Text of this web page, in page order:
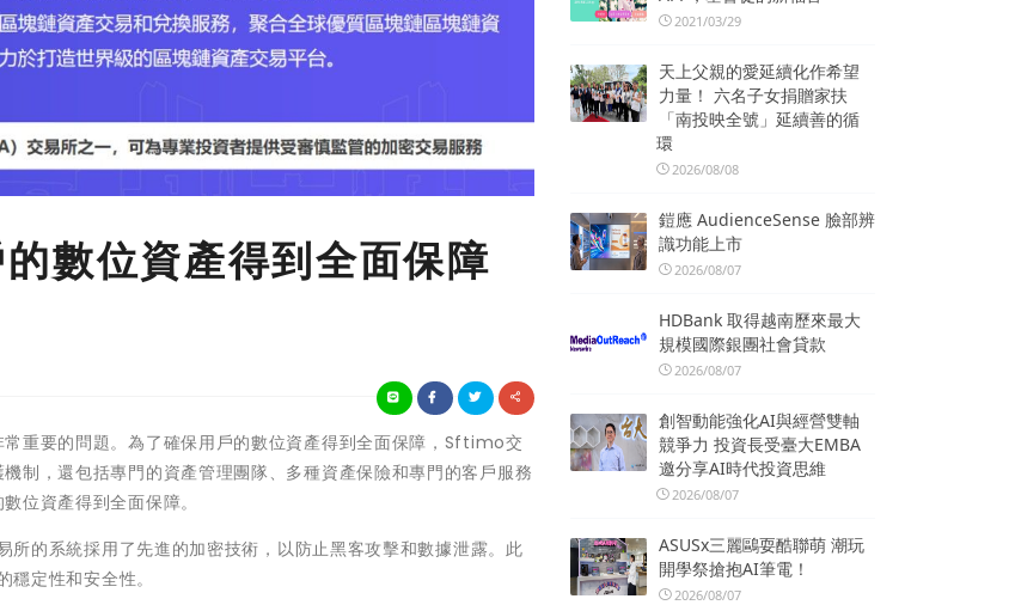
數位資產得到全面保障
重要的問題。為了確保用戶的數位資產得到全面保障，Sftimo交
制，還包括專門的資產管理團隊、多種資產保險和專門的客戶服務
位資產得到全面保障。
的系統採用了先進的加密技術，以防止黑客攻擊和數據泄露。此
定性和安全性。
2021/03/29
天上父親的愛延續化作希望
力量！ 六名子女捐贈家扶
「南投映全號」延續善的循
環
2026/08/08
鎧應 AudienceSense 臉部辨
識功能上市
2026/08/07
HDBank 取得越南歷來最大
規模國際銀團社會貸款
2026/08/07
創智動能強化AI與經營雙軸
競爭力 投資長受臺大EMBA
邀分享AI時代投資思維
2026/08/07
ASUSx三麗鷗耍酷聯萌 潮玩
開學祭搶抱AI筆電！
2026/08/07